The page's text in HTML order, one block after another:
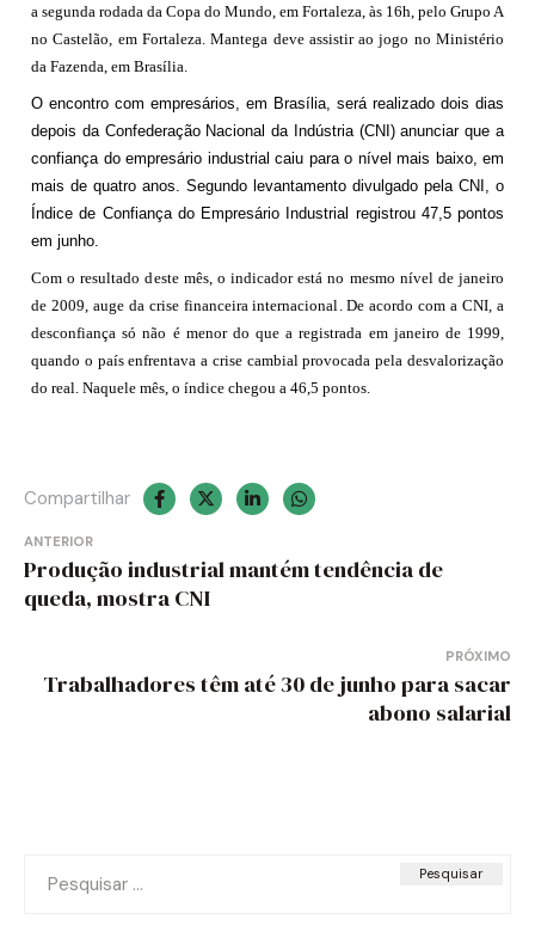
a segunda rodada da Copa do Mundo, em Fortaleza, às 16h, pelo Grupo A
no Castelão, em Fortaleza. Mantega deve assistir ao jogo no Ministério
da Fazenda, em Brasília.
O encontro com empresários, em Brasília, será realizado dois dias
depois da Confederação Nacional da Indústria (CNI) anunciar que a
confiança do empresário industrial caiu para o nível mais baixo, em
mais de quatro anos. Segundo levantamento divulgado pela CNI, o
Índice de Confiança do Empresário Industrial registrou 47,5 pontos
em junho.
Com o resultado deste mês, o indicador está no mesmo nível de janeiro
de 2009, auge da crise financeira internacional. De acordo com a CNI, a
desconfiança só não é menor do que a registrada em janeiro de 1999,
quando o país enfrentava a crise cambial provocada pela desvalorização
do real. Naquele mês, o índice chegou a 46,5 pontos.
Compartilhar
Navegação
de
ANTERIOR
Produção industrial mantém tendência de
queda, mostra CNI
PRÓXIMO
Trabalhadores têm até 30 de junho para sacar
abono salarial
por: